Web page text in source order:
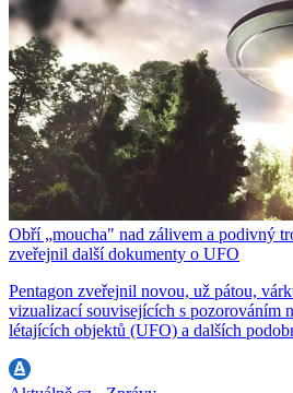
Obří „moucha" nad zálivem a podivný
zveřejnil další dokumenty o UFO
Pentagon zveřejnil novou, už pátou,
vizualizací souvisejících s pozorováním
létajících objektů (UFO) a dalších